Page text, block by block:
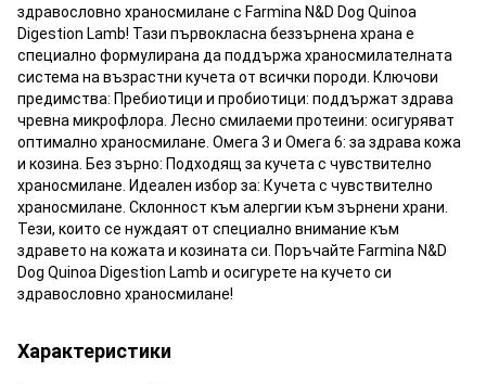
здравословно храносмилане с Farmina N&D Dog Quinoa
Digestion Lamb! Тази първокласна беззърнена храна е
специално формулирана да поддържа храносмилателната
система на възрастни кучета от всички породи. Ключови
предимства: Пребиотици и пробиотици: поддържат здрава
чревна микрофлора. Лесно смилаеми протеини: осигуряват
оптимално храносмилане. Омега 3 и Омега 6: за здрава кожа
и козина. Без зърно: Подходящ за кучета с чувствително
храносмилане. Идеален избор за: Кучета с чувствително
храносмилане. Склонност към алергии към зърнени храни.
Тези, които се нуждаят от специално внимание към
здравето на кожата и козината си. Поръчайте Farmina N&D
Dog Quinoa Digestion Lamb и осигурете на кучето си
здравословно храносмилане!
Характеристики